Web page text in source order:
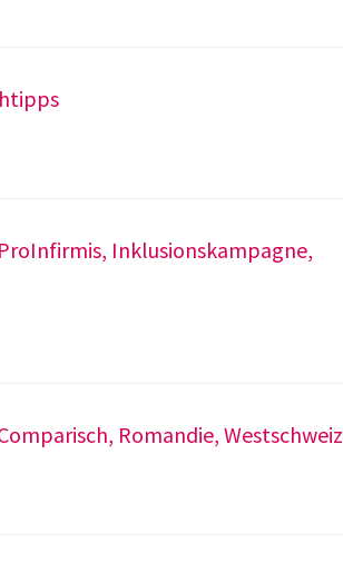
Inklusionskampagne,
Romandie, Westschweiz